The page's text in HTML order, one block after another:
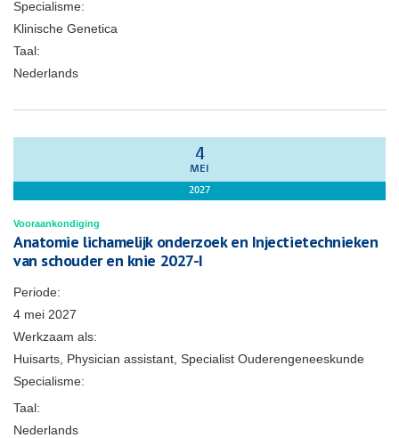
Specialisme:
Klinische Genetica
Taal:
Nederlands
4
MEI
2027
Vooraankondiging
Anatomie lichamelijk onderzoek en Injectietechnieken
van schouder en knie 2027-I
Periode:
4 mei 2027
Werkzaam als:
Huisarts, Physician assistant, Specialist Ouderengeneeskunde
Specialisme:
Taal:
Nederlands